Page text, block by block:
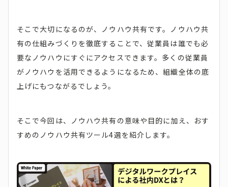
そこで大切になるのが、ノウハウ共有です。ノウハウ共
有の仕組みづくりを徹底することで、従業員は誰でも必
要なノウハウにすぐにアクセスできます。多くの従業員
がノウハウを活用できるようになるため、組織全体の底
上げにもつながるでしょう。
そこで今回は、ノウハウ共有の意味や目的に加え、おす
すめのノウハウ共有ツール4選を紹介します。